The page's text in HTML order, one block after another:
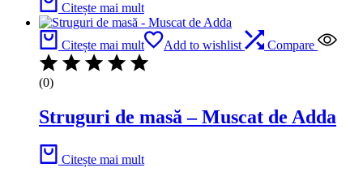
Citește mai mult
Citește mai mult Add to wishlist Compare
(0)
Struguri de masă – Muscat de Adda
Citește mai mult